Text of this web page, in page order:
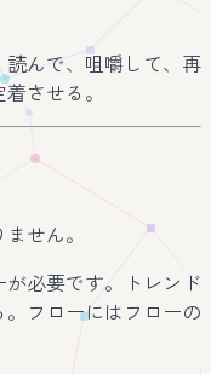
んで、咀嚼して、再
させる。
せん。
必要です。トレンド
フローにはフローの